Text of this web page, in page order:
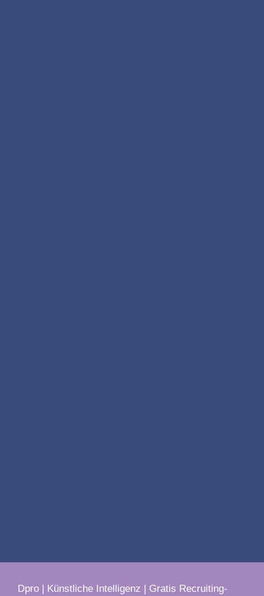
Dpro | Künstliche Intelligenz | Gratis Recruiting-